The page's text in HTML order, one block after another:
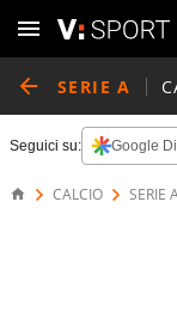
SERIE A
Seguici su: Google
CALCIO SERIE